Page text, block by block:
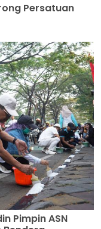
Persatuan
Pimpin ASN